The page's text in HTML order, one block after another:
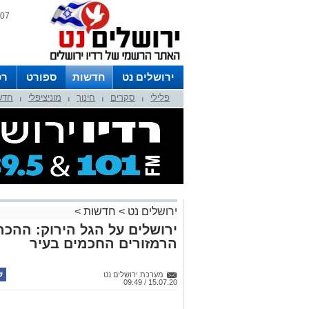
07 אוגוסט 2026 / 16:17
ירושלים נט חדשות ספורט
לפרסום ברדיו צרו קשר
לוח פלילי סקרים חינוך מוניציפלי
ירושלים נט > חדשות >
ירושלים על הגל הירוק:
הרמזורים החכמים בעיר
מערכת ירושלים נט
15.07.20 / 09:49